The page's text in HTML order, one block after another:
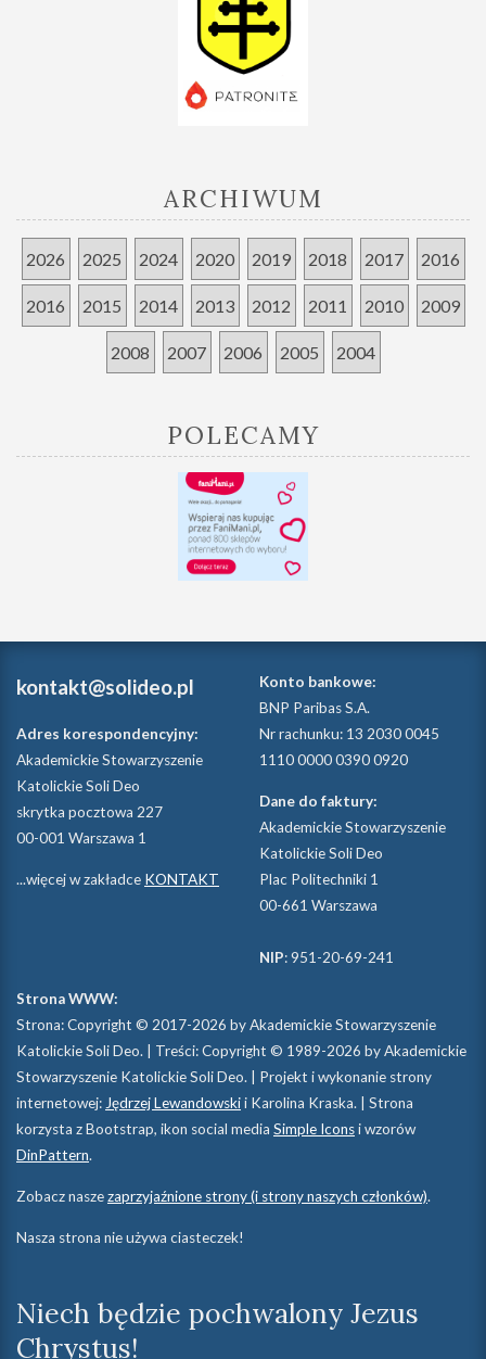
ARCHIWUM
2026 2025 2024 2020 2019 2018 2017 2016
2016 2015 2014 2013 2012 2011 2010 2009
2008 2007 2006 2005 2004
POLECAMY
kontakt@solideo.pl
Adres korespondencyjny:
Akademickie Stowarzyszenie
Katolickie Soli Deo
skrytka pocztowa 227
00-001 Warszawa 1
...więcej w zakładce KONTAKT
Konto bankowe:
BNP Paribas S.A.
Nr rachunku: 13 2030 0045
1110 0000 0390 0920
Dane do faktury:
Akademickie Stowarzyszenie
Katolickie Soli Deo
Plac Politechniki 1
00-661 Warszawa
NIP: 951-20-69-241
Strona WWW:
Strona: Copyright © 2017-2026 by Akademickie Stowarzyszenie
Katolickie Soli Deo. | Treści: Copyright © 1989-2026 by Akademickie
Stowarzyszenie Katolickie Soli Deo. | Projekt i wykonanie strony
internetowej: Jędrzej Lewandowskii Karolina Kraska. | Strona
korzysta z Bootstrap, ikon social media Simple Iconsi wzorów
DinPattern.
Zobacz naszezaprzyjaźnione strony (i strony naszych członków).
Nasza strona nie używa ciasteczek!
Niech będzie pochwalony Jezus
Chrystus!